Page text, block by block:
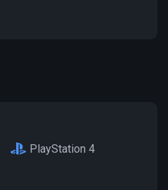
PlayStation 4